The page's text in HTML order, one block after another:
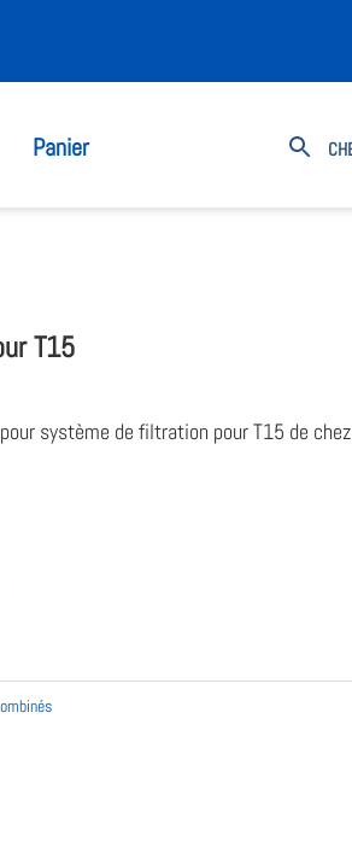
Panier
T15
système de filtration pour T15 de chez